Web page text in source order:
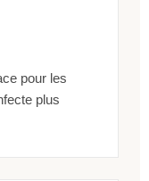
pour les
plus